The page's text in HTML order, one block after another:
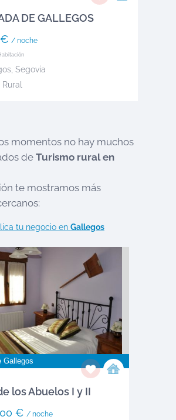
DE GALLEGOS
/ noche
, Segovia
momentos no hay muchos
deTurismo rural en
te mostramos más
tu negocio en Gallegos
Gallegos
los Abuelos I y II
€ / noche